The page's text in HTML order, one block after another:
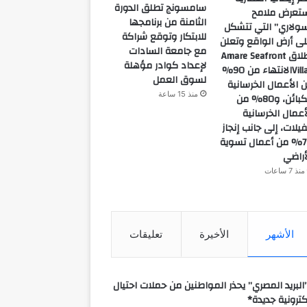
ملامح
التي تتشكل
أرض الواقع وتعلن
إطلاق Amare Seafront
Villasالانتهاء من 90%
الأعمال الخرسانية
للكبائن، و80% من
الخرسانية
إلى جانب إنجاز
70% من أعمال تسوية
منذ 7 ساعات
سامسونج تطلق الدورة
الثامنة من برنامجها
للابتكار وتوقع شراكة
مع جامعة السادات
لإعداد كوادر مؤهلة
لسوق العمل
منذ 15 ساعة
الأشهر الأخيرة تعليقات
المصري” يحذر المواطنين من حملات احتيال
جديدة*